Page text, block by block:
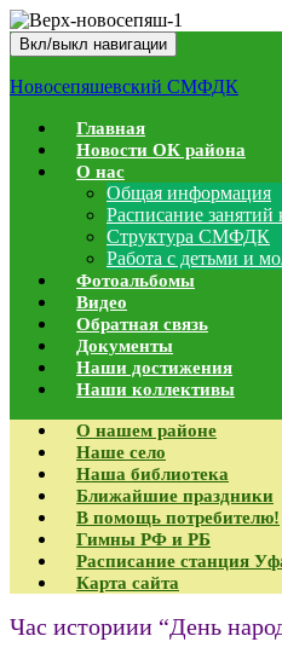
Вкл/выкл навигации
Новосепяшевский СМФДК
Главная
Новости ОК района
О нас
Общая информация
Расписание
Структура СМФДК
Работа с детьми и
Фотоальбомы
Видео
Обратная связь
Документы
Наши достижения
Наши коллективы
О нашем районе
Наше село
Наша библиотека
Ближайшие праздники
В помощь потребителю!
Гимны РФ и РБ
Расписание станция
Карта сайта
Час историии “День